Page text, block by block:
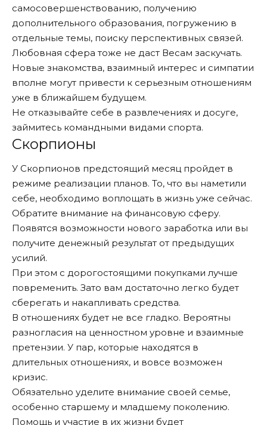
самосовершенствованию, получению
дополнительного образования, погружению в
отдельные темы, поиску перспективных связей.
Любовная сфера тоже не даст Весам заскучать.
Новые знакомства, взаимный интерес и симпатии
вполне могут привести к серьезным отношениям
уже в ближайшем будущем.
Не отказывайте себе в развлечениях и досуге,
займитесь командными видами спорта.
Скорпионы
У Скорпионов предстоящий месяц пройдет в
режиме реализации планов. То, что вы наметили
себе, необходимо воплощать в жизнь уже сейчас.
Обратите внимание на финансовую сферу.
Появятся возможности нового заработка или вы
получите денежный результат от предыдущих
усилий.
При этом с дорогостоящими покупками лучше
повременить. Зато вам достаточно легко будет
сберегать и накапливать средства.
В отношениях будет не все гладко. Вероятны
разногласия на ценностном уровне и взаимные
претензии. У пар, которые находятся в
длительных отношениях, и вовсе возможен
кризис.
Обязательно уделите внимание своей семье,
особенно старшему и младшему поколению.
Помощь и участие в их жизни будет